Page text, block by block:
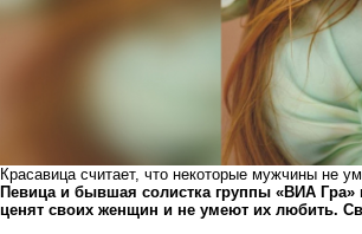
Красавица считает, что некоторые мужчины не
Певица и бывшая солистка группы «ВИА Гра»
ценят своих женщин и не умеют их любить.